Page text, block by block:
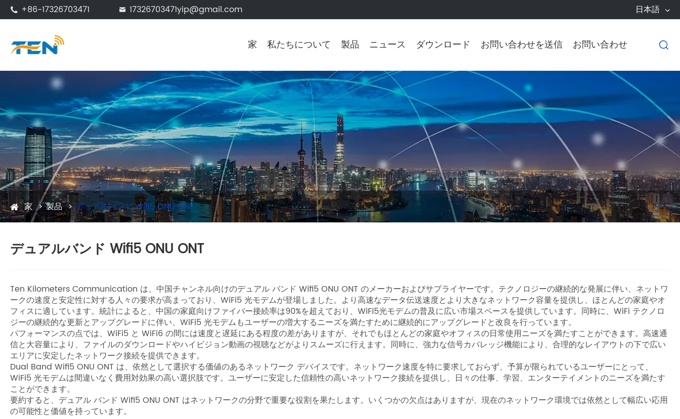
 +86-17326703471  17326703471yip@gmail.com 日本語
家 私たちについて 製品 ニュース ダウンロード お問い合わせを送信 お問い合わせ 
家 製品 デュアルバンド Wifi5 ONU ONT
デュアルバンド Wifi5 ONU ONT
Ten Kilometers Communication は、中国チャンネル向けのデュアル バンド Wifi5 ONU ONT のメーカーおよびサプライヤーです。テクノロジーの継続的な発展に伴い、ネットワ
ークの速度と安定性に対する人々の要求が高まっており、WiFi5 光モデムが登場しました。より高速なデータ伝送速度とより大きなネットワーク容量を提供し、ほとんどの家庭やオ
フィスに適しています。統計によると、中国の家庭向けファイバー接続率は90%を超えており、WiFi5光モデムの普及に広い市場スペースを提供しています。同時に、WiFi テクノロ
ジーの継続的な更新とアップグレードに伴い、WiFi5 光モデムもユーザーの増大するニーズを満たすために継続的にアップグレードと改良を行っています。
パフォーマンスの点では、WiFi5 と WiFi6 の間には速度と遅延にある程度の差がありますが、それでもほとんどの家庭やオフィスの日常使用ニーズを満たすことができます。高速通
信と大容量により、ファイルのダウンロードやハイビジョン動画の視聴などがよりスムーズに行えます。同時に、強力な信号カバレッジ機能により、合理的なレイアウトの下で広い
エリアに安定したネットワーク接続を提供できます。
Dual Band Wifi5 ONU ONT は、依然として選択する価値のあるネットワーク デバイスです。ネットワーク速度を特に要求しておらず、予算が限られているユーザーにとって、
WiFi5 光モデムは間違いなく費用対効果の高い選択肢です。ユーザーに安定した信頼性の高いネットワーク接続を提供し、日々の仕事、学習、エンターテイメントのニーズを満たす
ことができます。
要約すると、デュアル バンド Wifi5 ONU ONT はネットワークの分野で重要な役割を果たします。いくつかの欠点はありますが、現在のネットワーク環境では依然として幅広い応用
の可能性と価値を持っています。